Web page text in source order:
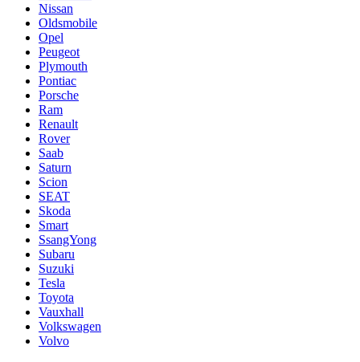
Nissan
Oldsmobile
Opel
Peugeot
Plymouth
Pontiac
Porsche
Ram
Renault
Rover
Saab
Saturn
Scion
SEAT
Skoda
Smart
SsangYong
Subaru
Suzuki
Tesla
Toyota
Vauxhall
Volkswagen
Volvo